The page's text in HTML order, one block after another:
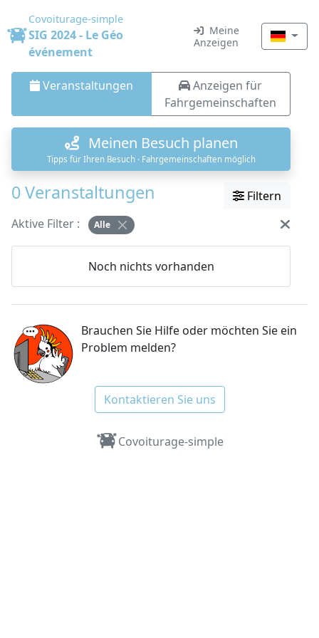
Covoiturage-simple
SIG 2024 - Le Géo
événement
Meine
Anzeigen
Veranstaltungen
Anzeigen für
Fahrgemeinschaften
Meinen Besuch planen
Tipps für Ihren Besuch · Fahrgemeinschaften möglich
0 Veranstaltungen
Filtern
Aktive Filter :
Alle
Noch nichts vorhanden
Brauchen Sie Hilfe oder möchten Sie ein
Problem melden?
Kontaktieren Sie uns
Covoiturage-simple